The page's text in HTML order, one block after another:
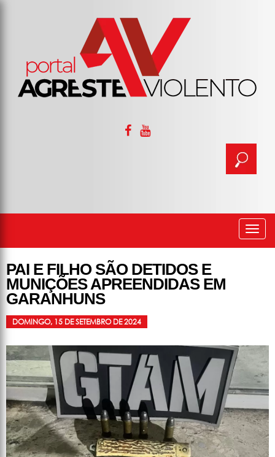
PAI E FILHO SÃO DETIDOS E
MUNIÇÕES APREENDIDAS EM
GARANHUNS
DOMINGO, 15 DE SETEMBRO DE 2024